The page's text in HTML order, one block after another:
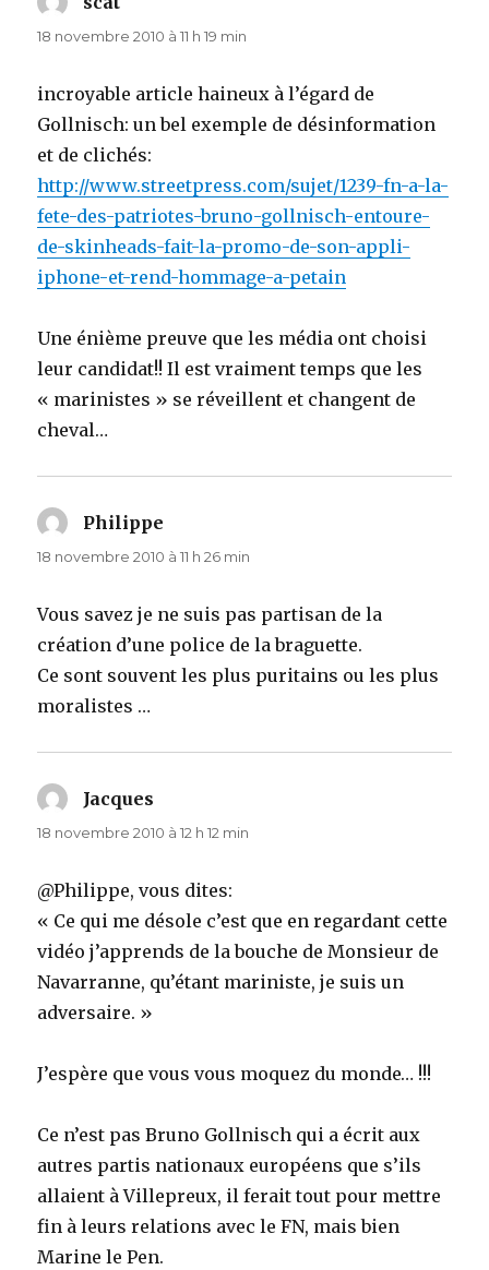
18 novembre 2010 à 11 h 19 min
incroyable article haineux à l’égard de
Gollnisch: un bel exemple de désinformation
et de clichés:
http://www.streetpress.com/sujet/1239-fn-a-la-
fete-des-patriotes-bruno-gollnisch-entoure-
de-skinheads-fait-la-promo-de-son-appli-
iphone-et-rend-hommage-a-petain
Une énième preuve que les média ont choisi
leur candidat!! Il est vraiment temps que les
« marinistes » se réveillent et changent de
cheval…
Philippe
18 novembre 2010 à 11 h 26 min
Vous savez je ne suis pas partisan de la
création d’une police de la braguette.
Ce sont souvent les plus puritains ou les plus
moralistes …
Jacques
18 novembre 2010 à 12 h 12 min
@Philippe, vous dites:
« Ce qui me désole c’est que en regardant cette
vidéo j’apprends de la bouche de Monsieur de
Navarranne, qu’étant mariniste, je suis un
adversaire. »
J’espère que vous vous moquez du monde… !!!
Ce n’est pas Bruno Gollnisch qui a écrit aux
autres partis nationaux européens que s’ils
allaient à Villepreux, il ferait tout pour mettre
fin à leurs relations avec le FN, mais bien
Marine le Pen.